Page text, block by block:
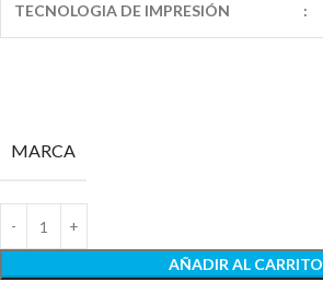
TECNOLOGIA DE IMPRESIÓN :
MARCA
AÑADIR AL CARRITO